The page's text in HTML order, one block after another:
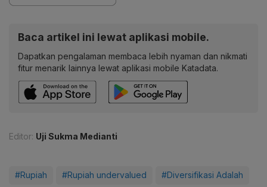
Baca artikel ini lewat aplikasi mobile.
Dapatkan pengalaman membaca lebih nyaman dan nikmati
fitur menarik lainnya lewat aplikasi mobile Katadata.
Editor: Uji Sukma Medianti
#Rupiah #Rupiah undervalued #Diversifikasi Adalah